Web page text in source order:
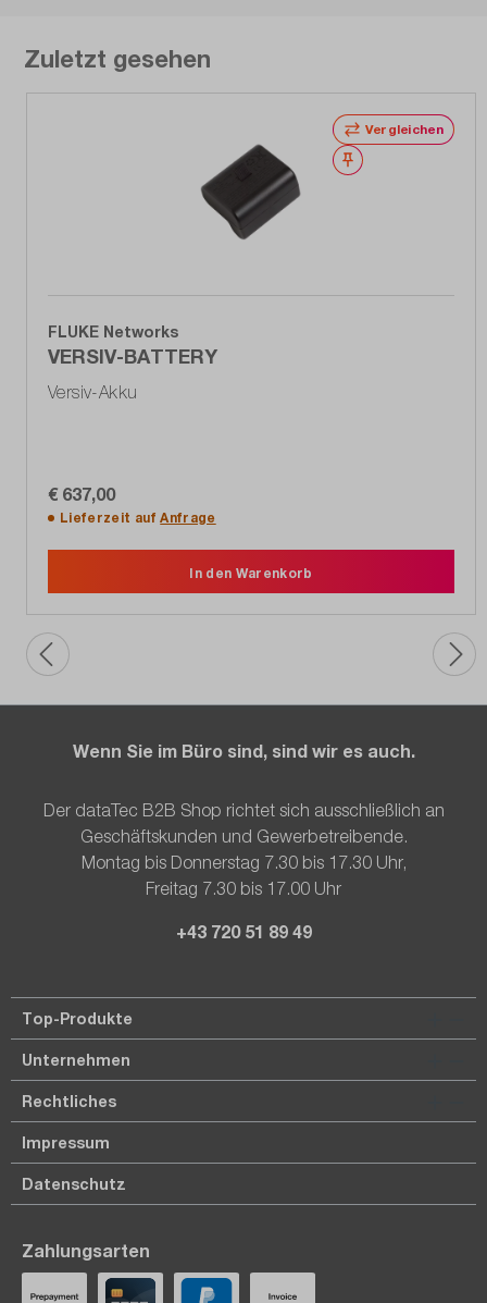
Zuletzt gesehen
Vergleichen
Merken
FLUKE Networks
VERSIV-BATTERY
Versiv-Akku
€ 637,00
Lieferzeit aufAnfrage
In den Warenkorb
Wenn Sie im Büro sind, sind wir es auch.
Der dataTec B2B Shop richtet sich ausschließlich an
Geschäftskunden und Gewerbetreibende.
Montag bis Donnerstag 7.30 bis 17.30 Uhr,
Freitag 7.30 bis 17.00 Uhr
+43 720 51 89 49
Top-Produkte
Unternehmen
Rechtliches
Impressum
Datenschutz
Zahlungsarten